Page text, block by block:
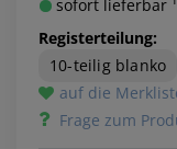
sofort lieferbar
Registerteilung:
10-teilig blanko
auf die
Frage zum